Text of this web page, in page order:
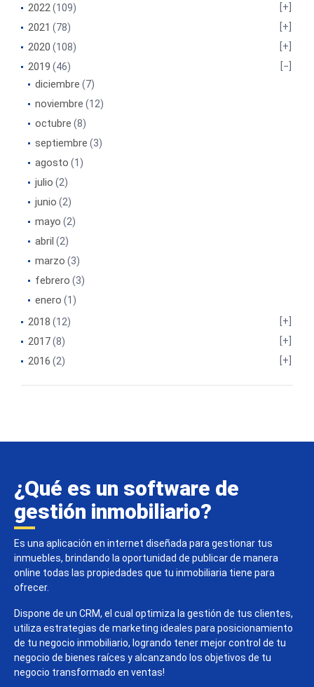
2022(109)
2021 (78)
2020 (108)
2019 (46)
diciembre (7)
noviembre (12)
octubre (8)
septiembre (3)
agosto (1)
julio (2)
junio (2)
mayo (2)
abril (2)
marzo (3)
febrero (3)
enero (1)
2018 (12)
2017(8)
2016 (2)
¿Qué es un software de
gestión inmobiliario?
Es una aplicación en internet diseñada para gestionar tus
inmuebles, brindando la oportunidad de publicar de manera
online todas las propiedades que tu inmobiliaria tiene para
ofrecer.
Dispone de un CRM, el cual optimiza la gestión de tus clientes,
utiliza estrategias de marketing ideales para posicionamiento
de tu negocio inmobiliario, logrando tener mejor control de tu
negocio de bienes raíces y alcanzando los objetivos de tu
negocio transformado en ventas!